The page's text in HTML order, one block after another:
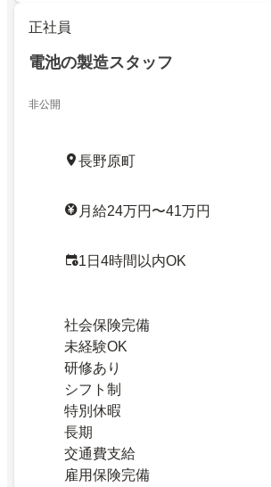
正社員
電池の製造スタッフ
非公開
長野原町
月給24万円〜41万円
1日4時間以内OK
社会保険完備
未経験OK
研修あり
シフト制
特別休暇
長期
交通費支給
雇用保険完備